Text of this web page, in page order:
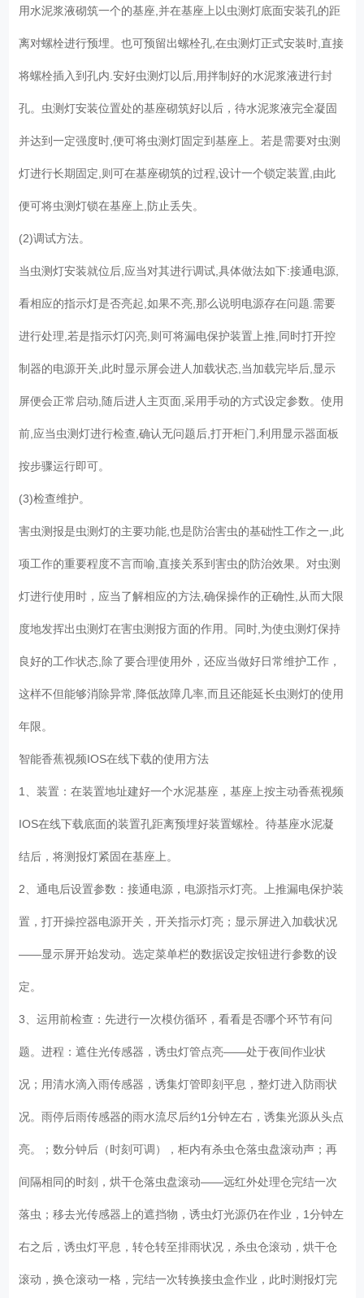
用水泥浆液砌筑一个的基座,并在基座上以虫测灯底面安装孔的距
离对螺栓进行预埋。也可预留出螺栓孔,在虫测灯正式安装时,直接
将螺栓插入到孔内.安好虫测灯以后,用拌制好的水泥浆液进行封
孔。虫测灯安装位置处的基座砌筑好以后，待水泥浆液完全凝固
并达到一定强度时,便可将虫测灯固定到基座上。若是需要对虫测
灯进行长期固定,则可在基座砌筑的过程,设计一个锁定装置,由此
便可将虫测灯锁在基座上,防止丢失。
(2)调试方法。
当虫测灯安装就位后,应当对其进行调试,具体做法如下:接通电源,
看相应的指示灯是否亮起,如果不亮,那么说明电源存在问题.需要
进行处理,若是指示灯闪亮,则可将漏电保护装置上推,同时打开控
制器的电源开关,此时显示屏会进人加载状态,当加载完毕后,显示
屏便会正常启动,随后进人主页面,采用手动的方式设定参数。使用
前,应当虫测灯进行检查,确认无问题后,打开柜门,利用显示器面板
按步骤运行即可。
(3)检查维护。
害虫测报是虫测灯的主要功能,也是防治害虫的基础性工作之一,此
项工作的重要程度不言而喻,直接关系到害虫的防治效果。对虫测
灯进行使用时，应当了解相应的方法,确保操作的正确性,从而大限
度地发挥出虫测灯在害虫测报方面的作用。同时,为使虫测灯保持
良好的工作状态,除了要合理使用外，还应当做好日常维护工作，
这样不但能够消除异常,降低故障几率,而且还能延长虫测灯的使用
年限。
智能香蕉视频IOS在线下载的使用方法
1、装置：在装置地址建好一个水泥基座，基座上按主动香蕉视频
IOS在线下载底面的装置孔距离预埋好装置螺栓。待基座水泥凝
结后，将测报灯紧固在基座上。
2、通电后设置参数：接通电源，电源指示灯亮。上推漏电保护装
置，打开操控器电源开关，开关指示灯亮；显示屏进入加载状况
——显示屏开始发动。选定菜单栏的数据设定按钮进行参数的设
定。
3、运用前检查：先进行一次模仿循环，看看是否哪个环节有问
题。进程：遮住光传感器，诱虫灯管点亮——处于夜间作业状
况；用清水滴入雨传感器，诱集灯管即刻平息，整灯进入防雨状
况。雨停后雨传感器的雨水流尽后约1分钟左右，诱集光源从头点
亮。；数分钟后（时刻可调），柜内有杀虫仓落虫盘滚动声；再
间隔相同的时刻，烘干仓落虫盘滚动——远红外处理仓完结一次
落虫；移去光传感器上的遮挡物，诱虫灯光源仍在作业，1分钟左
右之后，诱虫灯平息，转仓转至排雨状况，杀虫仓滚动，烘干仓
滚动，换仓滚动一格，完结一次转换接虫盒作业，此时测报灯完